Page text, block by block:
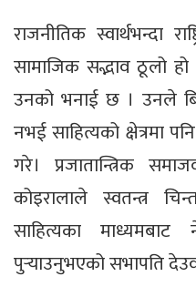
राजनीतिक स्वार्थभन्दा
सामाजिक सद्भाव ठूलो
उनको भनाई छ । उनले
नभई साहित्यको क्षेत्रमा
गरे। प्रजातान्त्रिक
कोइरालाले स्वतन्त्र
साहित्यका माध्यमबाट
पुर्‍याउनुभएको सभापति